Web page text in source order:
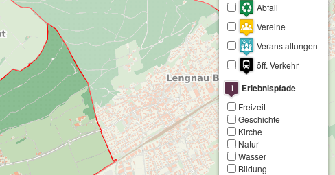
Abfall
Vereine
Veranstaltungen
öff. Verkehr
Erlebnispfade
Freizeit
Geschichte
Kirche
Natur
Wasser
Bildung